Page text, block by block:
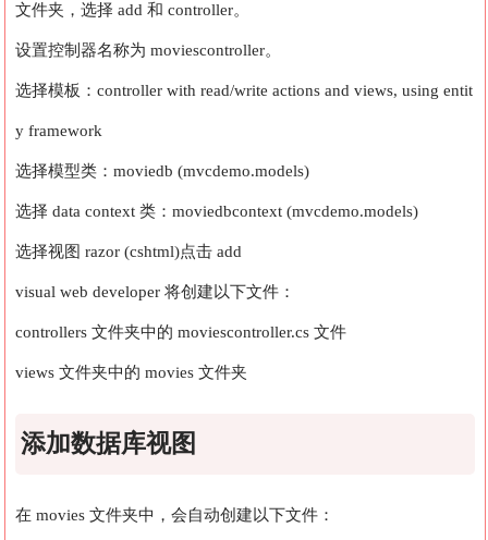
文件夹，选择 add 和 controller。
设置控制器名称为 moviescontroller。
选择模板：controller with read/write actions and views, using entit
y framework
选择模型类：moviedb (mvcdemo.models)
选择 data context 类：moviedbcontext (mvcdemo.models)
选择视图 razor (cshtml)点击 add
visual web developer 将创建以下文件：
controllers 文件夹中的 moviescontroller.cs 文件
views 文件夹中的 movies 文件夹
添加数据库视图
在 movies 文件夹中，会自动创建以下文件：